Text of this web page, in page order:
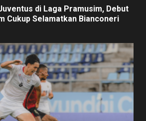
di Laga Pramusim, Debut
Cukup Selamatkan Bianconeri